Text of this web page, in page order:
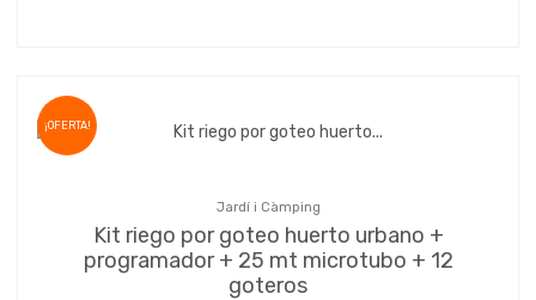
¡OFERTA!
Jardí i Càmping
Kit riego por goteo huerto urbano +
programador + 25 mt microtubo + 12
goteros